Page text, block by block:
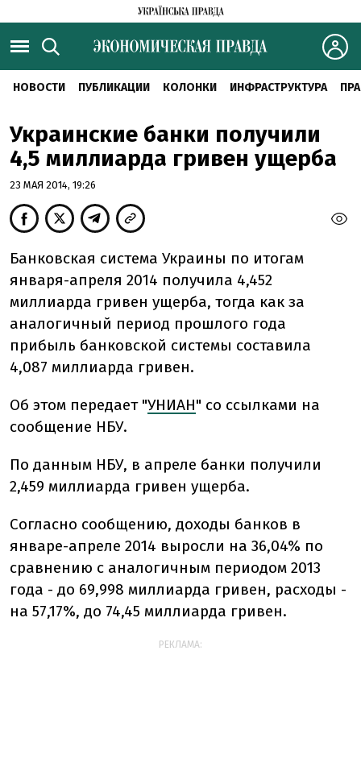
НОВОСТИ ПУБЛИКАЦИИ КОЛОНКИ ИНФРАСТРУКТУРА
Украинские банки получили
4,5 миллиарда гривен ущерба
23 МАЯ 2014, 19:26
Банковская система Украины по итогам
января-апреля 2014 получила 4,452
миллиарда гривен ущерба, тогда как за
аналогичный период прошлого года
прибыль банковской системы составила
4,087 миллиарда гривен.
Об этом передает "УНИАН" со ссылками на
сообщение НБУ.
По данным НБУ, в апреле банки получили
2,459 миллиарда гривен ущерба.
Согласно сообщению, доходы банков в
январе-апреле 2014 выросли на 36,04% по
сравнению с аналогичным периодом 2013
года - до 69,998 миллиарда гривен, расходы -
на 57,17%, до 74,45 миллиарда гривен.
РЕКЛАМА: